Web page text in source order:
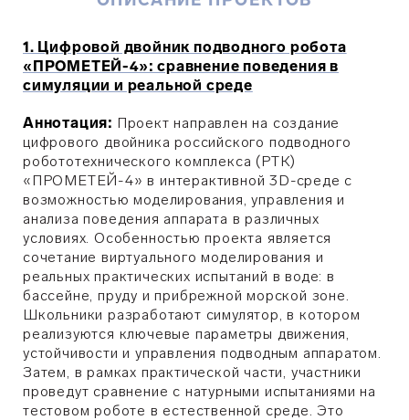
1. Цифровой двойник подводного робота
«ПРОМЕТЕЙ-4»: сравнение поведения в
симуляции и реальной среде
Аннотация: Проект направлен на создание
цифрового двойника российского подводного
робототехнического комплекса (РТК)
«ПРОМЕТЕЙ-4» в интерактивной 3D-среде с
возможностью моделирования, управления и
анализа поведения аппарата в различных
условиях. Особенностью проекта является
сочетание виртуального моделирования и
реальных практических испытаний в воде: в
бассейне, пруду и прибрежной морской зоне.
Школьники разработают симулятор, в котором
реализуются ключевые параметры движения,
устойчивости и управления подводным аппаратом.
Затем, в рамках практической части, участники
проведут сравнение с натурными испытаниями на
тестовом роботе в естественной среде. Это